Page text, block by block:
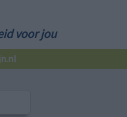
voor jou